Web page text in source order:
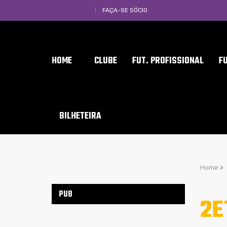
FAÇA-SE SÓCIO
HOME CLUBE FUT. PROFISSIONAL
BILHETEIRA
Home >
PUB